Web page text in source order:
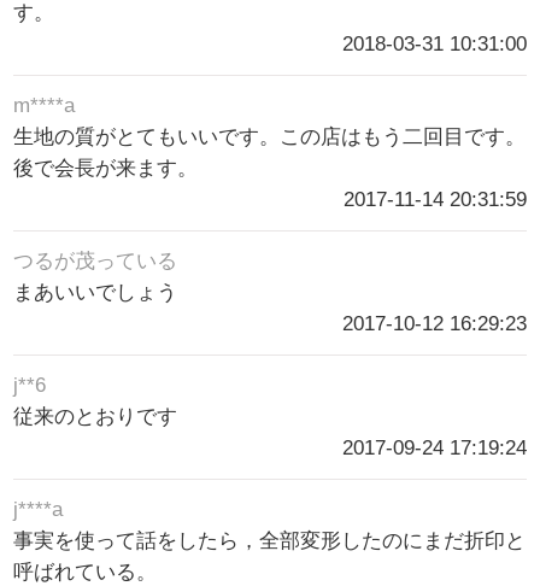
す。
2018-03-31 10:31:00
m****a
生地の質がとてもいいです。この店はもう二回目です。
後で会長が来ます。
2017-11-14 20:31:59
つるが茂っている
まあいいでしょう
2017-10-12 16:29:23
j**6
従来のとおりです
2017-09-24 17:19:24
j****a
事実を使って話をしたら，全部変形したのにまだ折印と
呼ばれている。